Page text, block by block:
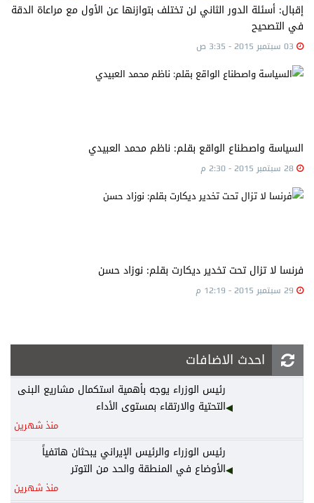
إقبال: أسئلة الدور الثاني لن تختلف بتوازنها عن الأول مع مراعاة الدقة
في التصحيح
السياسة واصطناع الواقع بقلم: ناظم محمد العبيدي
فرنسا لا تزال تحت تخدير ديكارت بقلم: نوزاد حسن
احدث الاضافات
رئيس الوزراء يوجه بأهمية استكمال مشاريع البنى
التحتية والارتقاء بمستوى الأداء
منذ شهرين
رئيس الوزراء والرئيس الإيراني يبحثان هاتفياً
الأوضاع في المنطقة والحد من التوتر
منذ شهرين